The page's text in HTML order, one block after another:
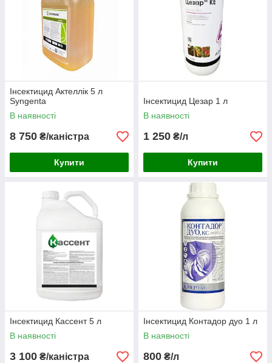
Інсектицид Актеллік 5 л
Syngenta
В наявності
8 750 ₴/каністра
Купити
Інсектицид Цезар 1 л
В наявності
1 250 ₴/л
Купити
Інсектицид Кассент 5 л
В наявності
3 100 ₴/каністра
Інсектицид Контадор дуо 1 л
В наявності
800 ₴/л